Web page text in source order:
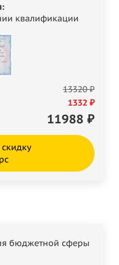
квалификации
13320 ₽
1332 ₽
11988 ₽
бюджетной сферы